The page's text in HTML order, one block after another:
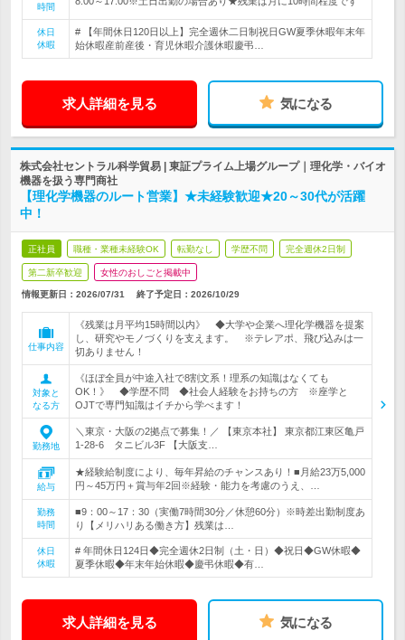
時間
休日
休暇
# 【年間休日120日以上】完全週休二日制祝日GW夏季休暇年末年
始休暇産前産後・育児休暇介護休暇慶弔…
求人詳細を見る 気になる
株式会社セントラル科学貿易 | 東証プライム上場グループ｜理化学・バイオ
機器を扱う専門商社
【理化学機器のルート営業】★未経験歓迎★20～30代が活躍
中！
正社員 職種・業種未経験OK 転勤なし 学歴不問 完全週休2日制
第二新卒歓迎 女性のおしごと掲載中
情報更新日：2026/07/31 終了予定日： 2026/10/29
仕事内容
《残業は月平均15時間以内》 ◆大学や企業へ理化学機器を提案
し、研究やモノづくりを支えます。 ※テレアポ、飛び込みは一
切ありません！
対象と
なる方
《ほぼ全員が中途入社で8割文系！理系の知識はなくても
OK！》 ◆学歴不問 ◆社会人経験をお持ちの方 ※座学と
OJTで専門知識はイチから学べます！
勤務地
＼東京・大阪の2拠点で募集！／ 【東京本社】 東京都江東区亀戸
1-28-6 タニビル3F 【大阪支…
給与
★経験給制度により、毎年昇給のチャンスあり！■月給23万5,000
円～45万円＋賞与年2回※経験・能力を考慮のうえ、…
勤務
時間
■9：00～17：30（実働7時間30分／休憩60分）※時差出勤制度あ
り【メリハリある働き方】残業は…
休日
休暇
# 年間休日124日◆完全週休2日制（土・日）◆祝日◆GW休暇◆
夏季休暇◆年末年始休暇◆慶弔休暇◆有…
求人詳細を見る 気になる